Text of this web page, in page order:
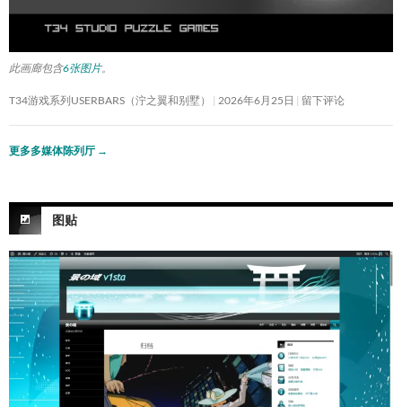
此画廊包含6张图片。
T34游戏系列USERBARS（泞之翼和别墅） 2026年6月25日 留下评论
更多多媒体陈列厅 →
图贴